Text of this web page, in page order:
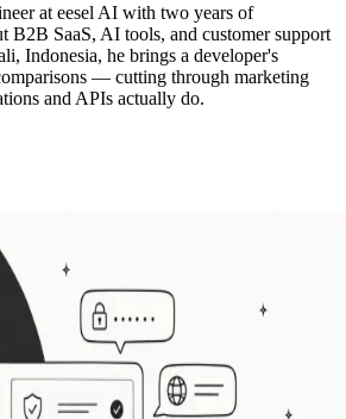
at eesel AI with two years of
B2B SaaS, AI tools, and customer support
Indonesia, he brings a developer's
— cutting through marketing
and APIs actually do.